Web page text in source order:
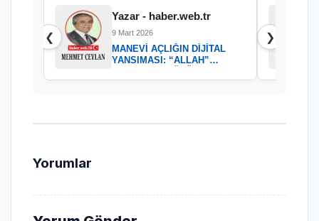
❮
Yazar - haber.web.tr
9 Mart 2026
MANEVİ AÇLIĞIN DİJİTAL
YANSIMASI: “ALLAH”
❯
Yorumlar